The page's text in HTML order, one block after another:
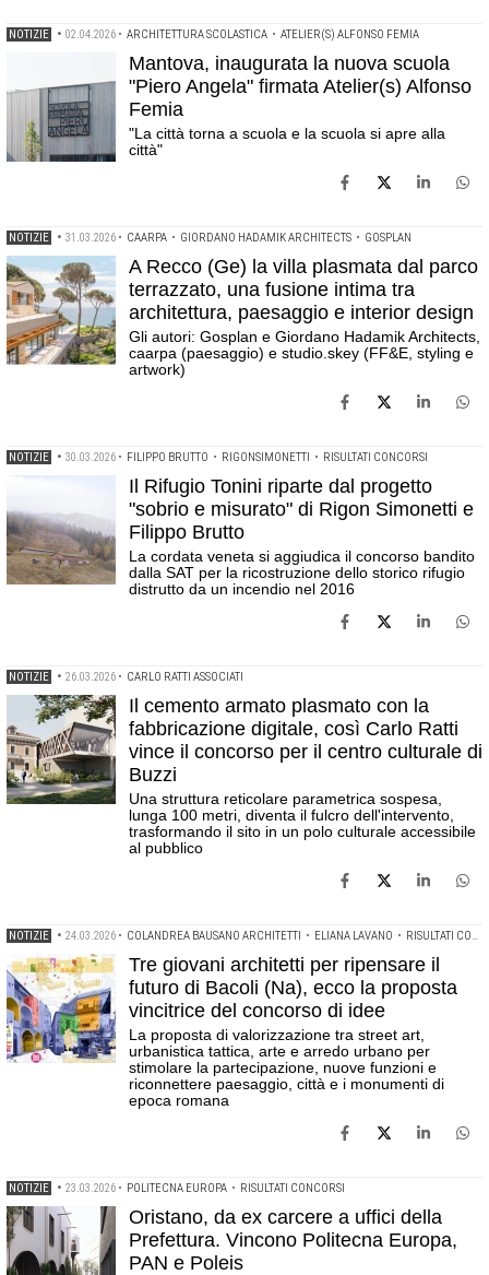
NOTIZIE • 02.04.2026 • ARCHITETTURA SCOLASTICA • ATELIER(S) ALFONSO FEMIA
Mantova, inaugurata la nuova scuola
"Piero Angela" firmata Atelier(s) Alfonso
Femia
"La città torna a scuola e la scuola si apre alla
città"
NOTIZIE • 31.03.2026 • CAARPA • GIORDANO HADAMIK ARCHITECTS • GOSPLAN
A Recco (Ge) la villa plasmata dal parco
terrazzato, una fusione intima tra
architettura, paesaggio e interior design
Gli autori: Gosplan e Giordano Hadamik Architects,
caarpa (paesaggio) e studio.skey (FF&E, styling e
artwork)
NOTIZIE • 30.03.2026 • FILIPPO BRUTTO • RIGONSIMONETTI • RISULTATI CONCORSI
Il Rifugio Tonini riparte dal progetto
"sobrio e misurato" di Rigon Simonetti e
Filippo Brutto
La cordata veneta si aggiudica il concorso bandito
dalla SAT per la ricostruzione dello storico rifugio
distrutto da un incendio nel 2016
NOTIZIE • 26.03.2026 • CARLO RATTI ASSOCIATI
Il cemento armato plasmato con la
fabbricazione digitale, così Carlo Ratti
vince il concorso per il centro culturale di
Buzzi
Una struttura reticolare parametrica sospesa,
lunga 100 metri, diventa il fulcro dell'intervento,
trasformando il sito in un polo culturale accessibile
al pubblico
NOTIZIE • 24.03.2026 • COLANDREA BAUSANO ARCHITETTI • ELIANA LAVANO • RISULTATI CONCORSI
Tre giovani architetti per ripensare il
futuro di Bacoli (Na), ecco la proposta
vincitrice del concorso di idee
La proposta di valorizzazione tra street art,
urbanistica tattica, arte e arredo urbano per
stimolare la partecipazione, nuove funzioni e
riconnettere paesaggio, città e i monumenti di
epoca romana
NOTIZIE • 23.03.2026 • POLITECNA EUROPA • RISULTATI CONCORSI
Oristano, da ex carcere a uffici della
Prefettura. Vincono Politecna Europa,
PAN e Poleis